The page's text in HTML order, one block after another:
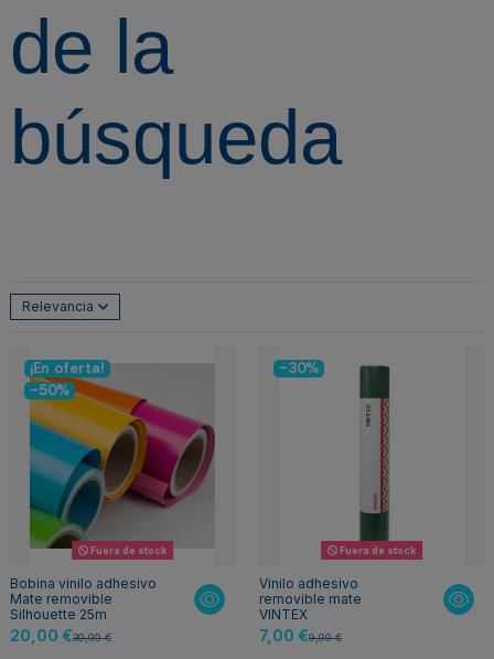
de la
búsqueda
Relevancia
¡En oferta!
-50%
Fuera de stock
Bobina vinilo adhesivo
Mate removible
Silhouette 25m
20,00 €39,99 €
-30%
Fuera de stock
Vinilo adhesivo
removible mate
VINTEX
7,00 €9,99 €